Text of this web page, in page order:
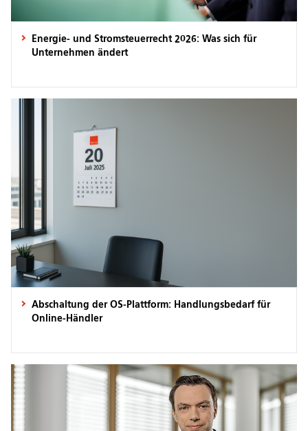
Energie- und Stromsteuerrecht 2026: Was sich für
Unternehmen ändert
Abschaltung der OS-Plattform: Handlungsbedarf für
Online-Händler